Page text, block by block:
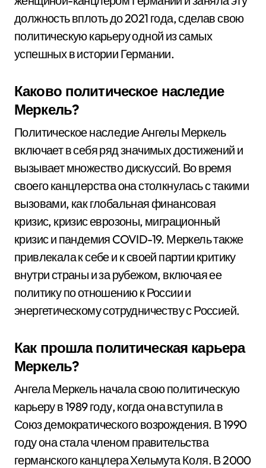
должность вплоть до 2021 года, сделав свою
политическую карьеру одной из самых
успешных в истории Германии.
Каково политическое наследие
Меркель?
Политическое наследие Ангелы Меркель
включает в себя ряд значимых достижений и
вызывает множество дискуссий. Во время
своего канцлерства она столкнулась с такими
вызовами, как глобальная финансовая
кризис, кризис еврозоны, миграционный
кризис и пандемия COVID-19. Меркель также
привлекала к себе и к своей партии критику
внутри страны и за рубежом, включая ее
политику по отношению к России и
энергетическому сотрудничеству с Россией.
Как прошла политическая карьера
Меркель?
Ангела Меркель начала свою политическую
карьеру в 1989 году, когда она вступила в
Союз демократического возрождения. В 1990
году она стала членом правительства
германского канцлера Хельмута Коля. В 2000